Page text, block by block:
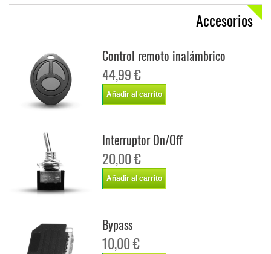
Accesorios
Control remoto inalámbrico
44,99 €
Añadir al carrito
Interruptor On/Off
20,00 €
Añadir al carrito
Bypass
10,00 €